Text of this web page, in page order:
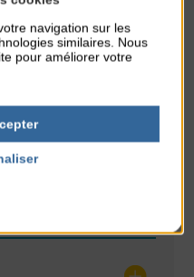
navigation sur les
similaires. Nous
pour améliorer votre